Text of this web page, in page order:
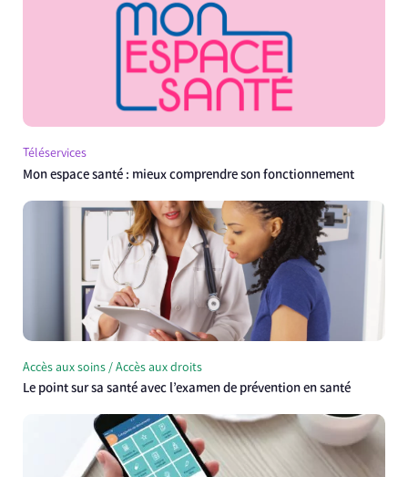
Téléservices
Mon espace santé : mieux comprendre son fonctionnement
Accès aux soins / Accès aux droits
Le point sur sa santé avec l’examen de prévention en santé